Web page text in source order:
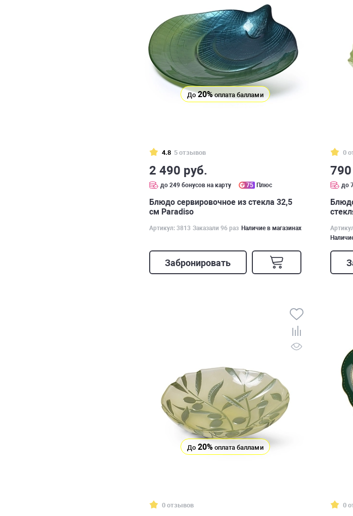
До20%оплата баллами
4.8 5 отзывов
2 490 руб.
до 249 бонусов на карту 75 Плюс
Блюдо сервировочное из стекла 32,5
см Paradiso
Артикул: 3813 Заказали 96 раз Наличие в магазинах
Забронировать
0
до
До 20% оплата баллами
0 отзывов 0